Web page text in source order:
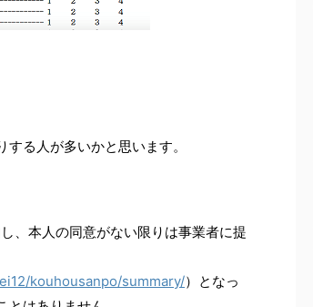
る人が多いかと思います。
、本人の同意がない限りは事業者に提
kouhousanpo/summary/）となっ